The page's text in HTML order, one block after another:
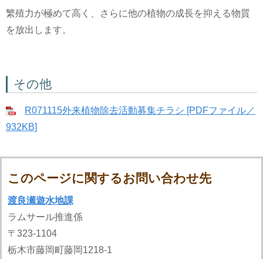
繁殖力が極めて高く、さらに他の植物の成長を抑える物質
を放出します。
その他
R071115外来植物除去活動募集チラシ [PDFファイル／
932KB]
このページに関するお問い合わせ先
渡良瀬遊水地課
ラムサール推進係
〒323-1104
栃木市藤岡町藤岡1218-1